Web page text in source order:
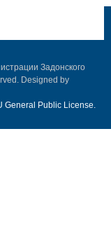
Задонского
Designed by
General Public License.